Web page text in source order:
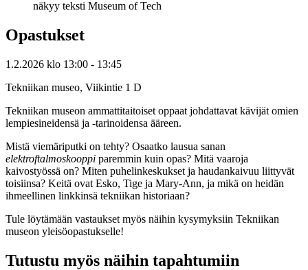
Opastukset
1.2.2026 klo 13:00 - 13:45
Tekniikan museo, Viikintie 1 D
Tekniikan museon ammattitaitoiset oppaat johdattavat kävijät omien
lempiesineidensä ja -tarinoidensa ääreen.
Mistä viemäriputki on tehty? Osaatko lausua sanan
elektroftalmoskooppi paremmin kuin opas? Mitä vaaroja
kaivostyössä on? Miten puhelinkeskukset ja haudankaivuu liittyvät
toisiinsa? Keitä ovat Esko, Tige ja Mary-Ann, ja mikä on heidän
ihmeellinen linkkinsä tekniikan historiaan?
Tule löytämään vastaukset myös näihin kysymyksiin Tekniikan
museon yleisöopastukselle!
Tutustu myös näihin tapahtumiin